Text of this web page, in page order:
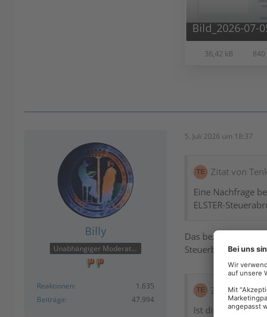
36,42 kB 840
Billy
Unabhängiger Moderator
Reaktionen
1.635
Beiträge
47.994
5. Juli 2026 um 18:37
Zitat von
Eine Nachfrage
ELSTER-
Das bezieht sich
Zitat von
Ist dieser